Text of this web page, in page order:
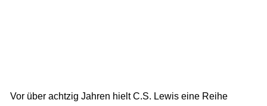
Vor über achtzig Jahren hielt C.S. Lewis eine Reihe